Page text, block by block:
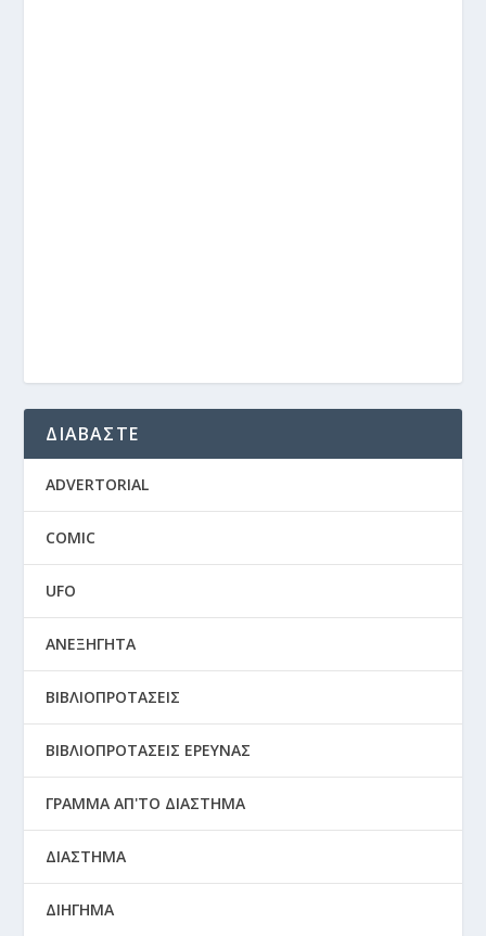
ΔΙΑΒΑΣΤΕ
ADVERTORIAL
COMIC
UFO
ΑΝΕΞΗΓΗΤΑ
ΒΙΒΛΙΟΠΡΟΤΑΣΕΙΣ
ΒΙΒΛΙΟΠΡΟΤΑΣΕΙΣ ΕΡΕΥΝΑΣ
ΓΡΑΜΜΑ ΑΠ'ΤΟ ΔΙΑΣΤΗΜΑ
ΔΙΑΣΤΗΜΑ
ΔΙΗΓΗΜΑ